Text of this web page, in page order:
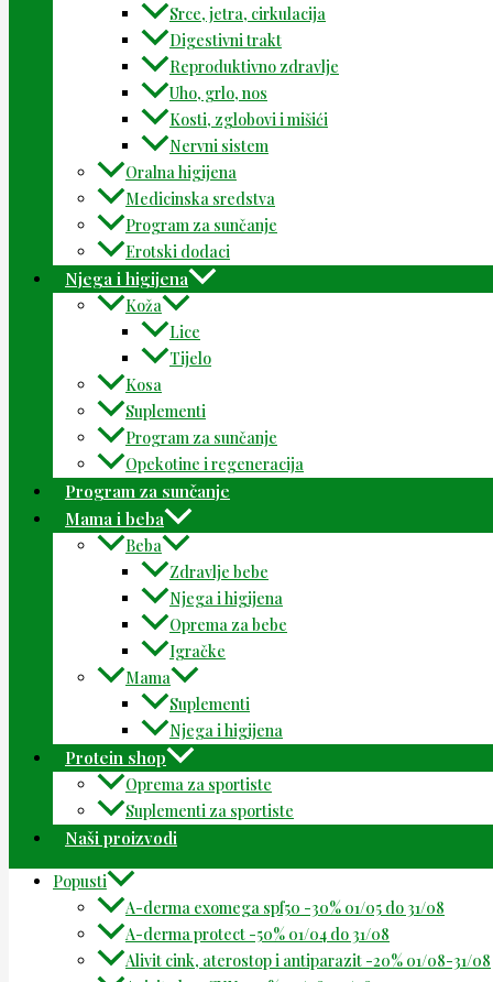
Srce, jetra, cirkulacija
Digestivni trakt
Reproduktivno zdravlje
Uho, grlo, nos
Kosti, zglobovi i mišići
Nervni sistem
Oralna higijena
Medicinska sredstva
Program za sunčanje
Erotski dodaci
Njega i higijena
Koža
Lice
Tijelo
Kosa
Suplementi
Program za sunčanje
Opekotine i regeneracija
Program za sunčanje
Mama i beba
Beba
Zdravlje bebe
Njega i higijena
Oprema za bebe
Igračke
Mama
Suplementi
Njega i higijena
Protein shop
Oprema za sportiste
Suplementi za sportiste
Naši proizvodi
Popusti
A-derma exomega spf50 -30% 01/05 do 31/08
A-derma protect -50% 01/04 do 31/08
Alivit cink, aterostop i antiparazit -20% 01/08-31/08